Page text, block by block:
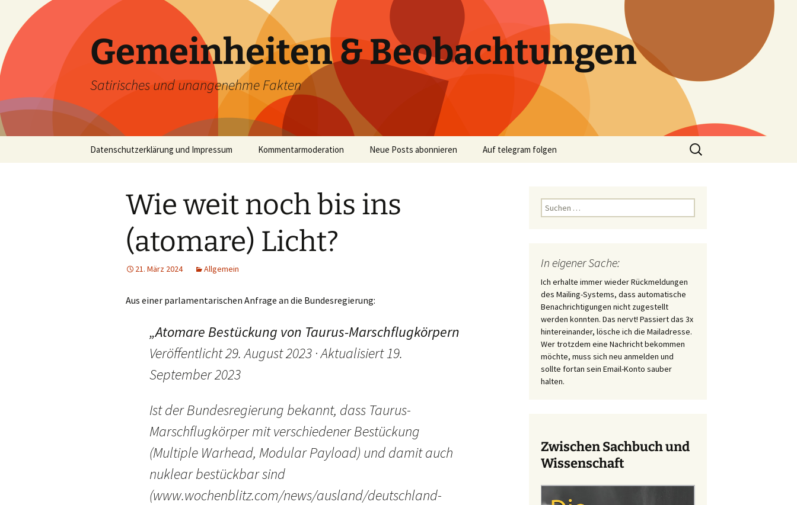
Inhalt
springen
Gemeinheiten & Beobachtungen
Satirisches und unangenehme Fakten
Datenschutzerklärung und Impressum Kommentarmoderation Neue Posts abonnieren Auf telegram folgen
Suchen
nach:
Wie weit noch bis ins
(atomare) Licht?
21. März 2024 Allgemein
Aus einer parlamentarischen Anfrage an die Bundesregierung:
„Atomare Bestückung von Taurus-Marschflugkörpern
Veröffentlicht 29. August 2023 · Aktualisiert 19.
September 2023
Ist der Bundesregierung bekannt, dass Taurus-
Marschflugkörper mit verschiedener Bestückung
(Multiple Warhead, Modular Payload) und damit auch
nuklear bestückbar sind
(www.wochenblitz.com/news/ausland/deutschland-
Suchen
nach:
In eigener Sache:
Ich erhalte immer wieder Rückmeldungen
des Mailing-Systems, dass automatische
Benachrichtigungen nicht zugestellt
werden konnten. Das nervt! Passiert das 3x
hintereinander, lösche ich die Mailadresse.
Wer trotzdem eine Nachricht bekommen
möchte, muss sich neu anmelden und
sollte fortan sein Email-Konto sauber
halten.
Zwischen Sachbuch und
Wissenschaft